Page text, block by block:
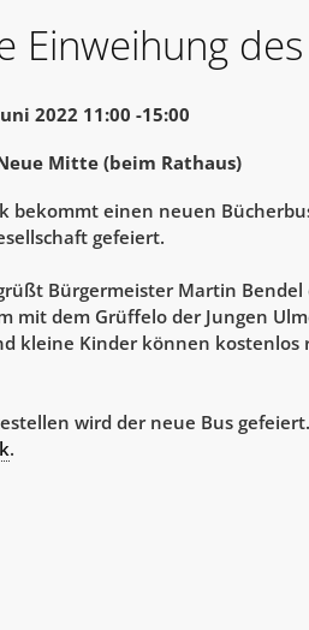
Einweihung
2022 11:00 -15:00
Mitte (beim Rathaus)
bekommt einen neuen
gefeiert.
Bürgermeister Martin
mit dem Grüffelo der Jungen
kleine Kinder können
wird der neue Bus
.